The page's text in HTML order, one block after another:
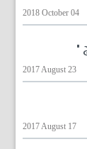
2018 October 04
"
2017 August 23
2017 August 17